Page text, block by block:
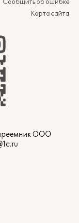
Сообщить об ошибке
Карта сайта
ООО